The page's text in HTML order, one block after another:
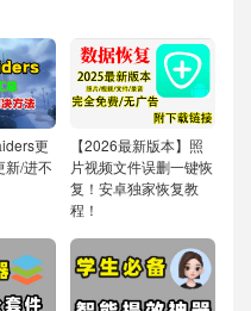
更
新/进不
【2026最新版本】照
片视频文件误删一键恢
复！安卓独家恢复教
程！